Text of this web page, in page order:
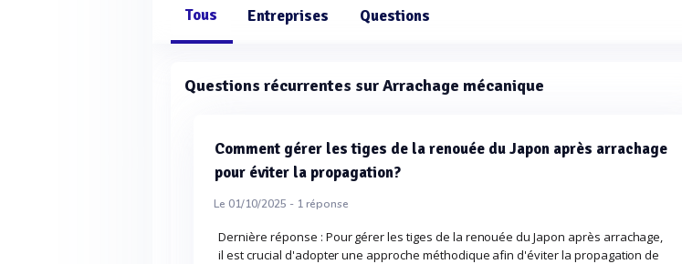
Tous Entreprises Questions
Questions récurrentes sur Arrachage mécanique
Comment gérer les tiges de la renouée du Japon après arrachage
pour éviter la propagation?
Le 01/10/2025 - 1réponse
Dernière réponse : Pour gérer les tiges de la renouée du Japon après arrachage,
il est crucial d'adopter une approche méthodique afin d'éviter la propagation de